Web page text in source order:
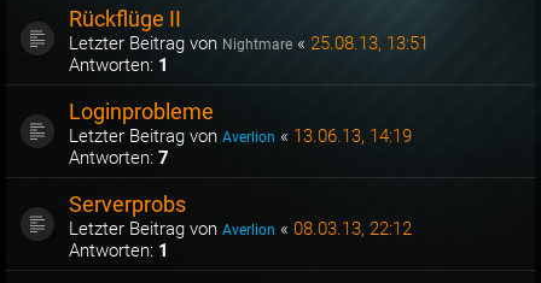
Rückflüge II
Letzter Beitrag von Nightmare « 25.08.13, 13:51
Antworten: 1
Loginprobleme
Letzter Beitrag von Averlion « 13.06.13, 14:19
Antworten: 7
Serverprobs
Letzter Beitrag von Averlion « 08.03.13, 22:12
Antworten: 1